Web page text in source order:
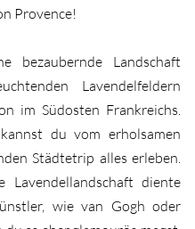
Provence!
bezaubernde Landschaft
Lavendelfeldern
im Südosten Frankreichs.
du vom erholsamen
Städtetrip alles erleben.
Lavendellandschaft diente
wie van Gogh oder